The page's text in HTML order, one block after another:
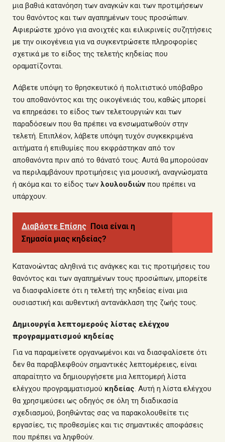
μια βαθιά κατανόηση των αναγκών και των προτιμήσεων
του θανόντος και των αγαπημένων τους προσώπων.
Αφιερώστε χρόνο για ανοιχτές και ειλικρινείς συζητήσεις
με την οικογένεια για να συγκεντρώσετε πληροφορίες
σχετικά με το είδος της τελετής κηδείας που
οραματίζονται.
Λάβετε υπόψη το θρησκευτικό ή πολιτιστικό υπόβαθρο
του αποθανόντος και της οικογένειάς του, καθώς μπορεί
να επηρεάσει το είδος των τελετουργιών και των
παραδόσεων που θα πρέπει να ενσωματωθούν στην
τελετή. Επιπλέον, λάβετε υπόψη τυχόν συγκεκριμένα
αιτήματα ή επιθυμίες που εκφράστηκαν από τον
αποθανόντα πριν από το θάνατό τους. Αυτά θα μπορούσαν
να περιλαμβάνουν προτιμήσεις για μουσική, αναγνώσματα
ή ακόμα και το είδος των λουλουδιώνπου πρέπει να
υπάρχουν.
Διαβάστε Επίσης Ποια είναι η
Σημασία μιας κηδείας?
Κατανοώντας αληθινά τις ανάγκες και τις προτιμήσεις του
θανόντος και των αγαπημένων τους προσώπων, μπορείτε
να διασφαλίσετε ότι η τελετή της κηδείας είναι μια
ουσιαστική και αυθεντική αντανάκλαση της ζωής τους.
Δημιουργία λεπτομερούς λίστας ελέγχου
προγραμματισμού κηδείας
Για να παραμείνετε οργανωμένοι και να διασφαλίσετε ότι
δεν θα παραβλεφθούν σημαντικές λεπτομέρειες, είναι
απαραίτητο να δημιουργήσετε μια λεπτομερή λίστα
ελέγχου προγραμματισμού κηδείας. Αυτή η λίστα ελέγχου
θα χρησιμεύσει ως οδηγός σε όλη τη διαδικασία
σχεδιασμού, βοηθώντας σας να παρακολουθείτε τις
εργασίες, τις προθεσμίες και τις σημαντικές αποφάσεις
που πρέπει να ληφθούν.